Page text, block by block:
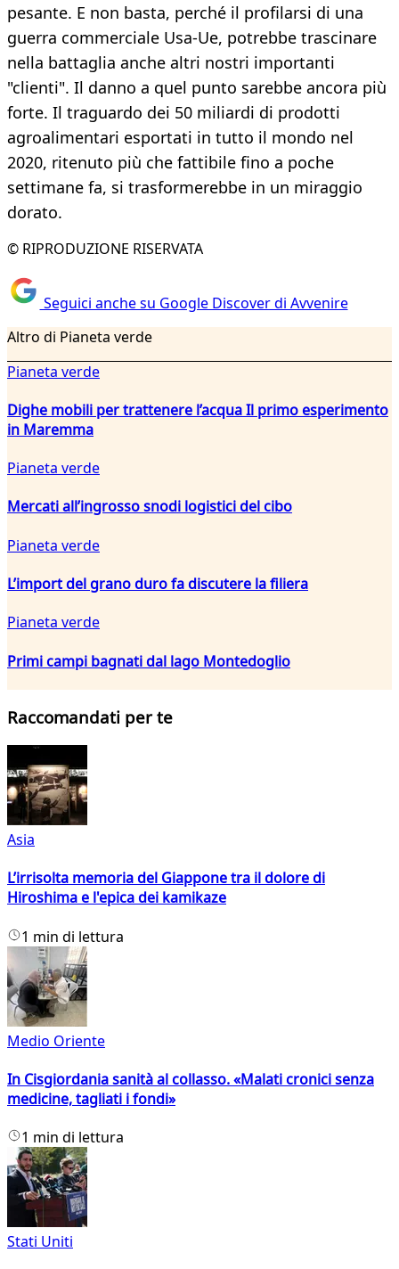
pesante. E non basta, perché il profilarsi di una
guerra commerciale Usa-Ue, potrebbe trascinare
nella battaglia anche altri nostri importanti
"clienti". Il danno a quel punto sarebbe ancora più
forte. Il traguardo dei 50 miliardi di prodotti
agroalimentari esportati in tutto il mondo nel
2020, ritenuto più che fattibile fino a poche
settimane fa, si trasformerebbe in un miraggio
dorato.
© RIPRODUZIONE RISERVATA
Seguici anche su Google Discover di Avvenire
Altro di Pianeta verde
Pianeta verde
Dighe mobili per trattenere l’acqua Il primo esperimento
in Maremma
Pianeta verde
Mercati all’ingrosso snodi logistici del cibo
Pianeta verde
L’import del grano duro fa discutere la filiera
Pianeta verde
Primi campi bagnati dal lago Montedoglio
Raccomandati per te
Asia
L’irrisolta memoria del Giappone tra il dolore di
Hiroshima e l'epica dei kamikaze
1 min di lettura
Medio Oriente
In Cisgiordania sanità al collasso. «Malati cronici senza
medicine, tagliati i fondi»
1 min di lettura
Stati Uniti